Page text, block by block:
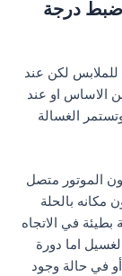
ضبط درجة
للملابس لكن عند
الاساس او عند
الغسالة
الموتور متصل
مكانه بالحلة
في الاتجاه
اما دورة
في حالة وجود